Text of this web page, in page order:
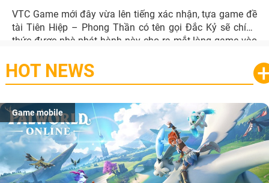
VTC Game mới đây vừa lên tiếng xác nhận, tựa game đề
tài Tiên Hiệp – Phong Thần có tên gọi Đắc Kỷ sẽ chính
thức được nhà phát hành này cho ra mắt làng game vào
HOT NEWS
Game mobile